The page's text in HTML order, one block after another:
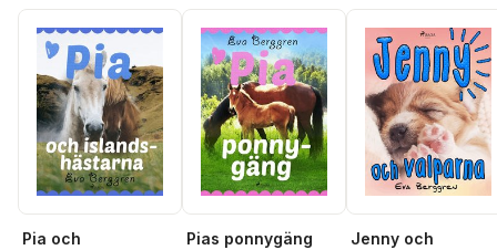
Pia och
Pias ponnygäng
Jenny och